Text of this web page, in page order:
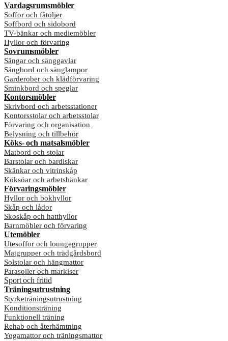
Vardagsrumsmöbler
Soffor och fåtöljer
Soffbord och sidobord
TV-bänkar och mediemöbler
Hyllor och förvaring
Sovrumsmöbler
Sängar och sänggavlar
Sängbord och sänglampor
Garderober och klädförvaring
Sminkbord och speglar
Kontorsmöbler
Skrivbord och arbetsstationer
Kontorsstolar och arbetsstolar
Förvaring och organisation
Belysning och tillbehör
Köks- och matsalsmöbler
Matbord och stolar
Barstolar och bardiskar
Skänkar och vitrinskåp
Köksöar och arbetsbänkar
Förvaringsmöbler
Hyllor och bokhyllor
Skåp och lådor
Skoskåp och hatthyllor
Barnmöbler och förvaring
Utemöbler
Utesoffor och loungegrupper
Matgrupper och trädgårdsbord
Solstolar och hängmattor
Parasoller och markiser
Sport och fritid
Träningsutrustning
Styrketräningsutrustning
Konditionsträning
Funktionell träning
Rehab och återhämtning
Yogamattor och träningsmattor